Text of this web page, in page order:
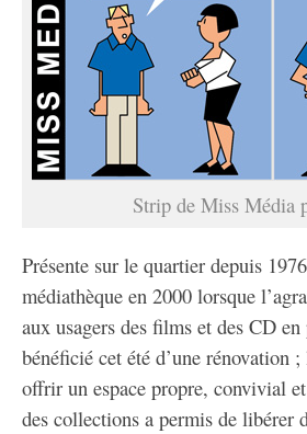
Strip de Miss Média
Présente sur le quartier depuis
médiathèque en 2000 lorsque
aux usagers des films et des CD
bénéficié cet été d’une
offrir un espace propre, convivial
des collections a permis de libérer